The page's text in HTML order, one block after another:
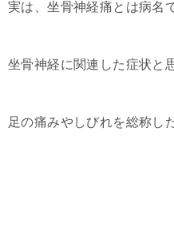
実は、坐骨神経痛とは病名
坐骨神経に関連した症状と
足の痛みやしびれを総称し